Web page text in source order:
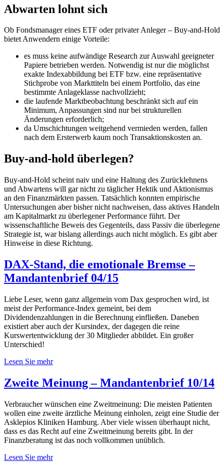
Abwarten lohnt sich
Ob Fondsmanager eines ETF oder privater Anleger – Buy-and-Hold
bietet Anwendern einige Vorteile:
es muss keine aufwändige Research zur Auswahl geeigneter
Papiere betrieben werden. Notwendig ist nur die möglichst
exakte Indexabbildung bei ETF bzw. eine repräsentative
Stichprobe von Markttiteln bei einem Portfolio, das eine
bestimmte Anlageklasse nachvollzieht;
die laufende Marktbeobachtung beschränkt sich auf ein
Minimum, Anpassungen sind nur bei strukturellen
Änderungen erforderlich;
da Umschichtungen weitgehend vermieden werden, fallen
nach dem Ersterwerb kaum noch Transaktionskosten an.
Buy-and-hold überlegen?
Buy-and-Hold scheint naiv und eine Haltung des Zurücklehnens
und Abwartens will gar nicht zu täglicher Hektik und Aktionismus
an den Finanzmärkten passen. Tatsächlich konnten empirische
Untersuchungen aber bisher nicht nachweisen, dass aktives Handeln
am Kapitalmarkt zu überlegener Performance führt. Der
wissenschaftliche Beweis des Gegenteils, dass Passiv die überlegene
Strategie ist, war bislang allerdings auch nicht möglich. Es gibt aber
Hinweise in diese Richtung.
DAX-Stand, die emotionale Bremse –
Mandantenbrief 04/15
Liebe Leser, wenn ganz allgemein vom Dax gesprochen wird, ist
meist der Performance-Index gemeint, bei dem
Dividendenzahlungen in die Berechnung einfließen. Daneben
existiert aber auch der Kursindex, der dagegen die reine
Kurswertentwicklung der 30 Mitglieder abbildet. Ein großer
Unterschied!
Lesen Sie mehr
Zweite Meinung – Mandantenbrief 10/14
Verbraucher wünschen eine Zweitmeinung: Die meisten Patienten
wollen eine zweite ärztliche Meinung einholen, zeigt eine Studie der
Asklepios Kliniken Hamburg. Aber viele wissen überhaupt nicht,
dass es das Recht auf eine Zweitmeinung bereits gibt. In der
Finanzberatung ist das noch vollkommen unüblich.
Lesen Sie mehr